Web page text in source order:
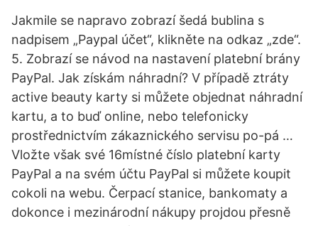
Jakmile se napravo zobrazí šedá bublina s
nadpisem „Paypal účet“, klikněte na odkaz „zde“.
5. Zobrazí se návod na nastavení platební brány
PayPal. Jak získám náhradní? V případě ztráty
active beauty karty si můžete objednat náhradní
kartu, a to buď online, nebo telefonicky
prostřednictvím zákaznického servisu po-pá …
Vložte však své 16místné číslo platební karty
PayPal a na svém účtu PayPal si můžete koupit
cokoli na webu. Čerpací stanice, bankomaty a
dokonce i mezinárodní nákupy projdou přesně